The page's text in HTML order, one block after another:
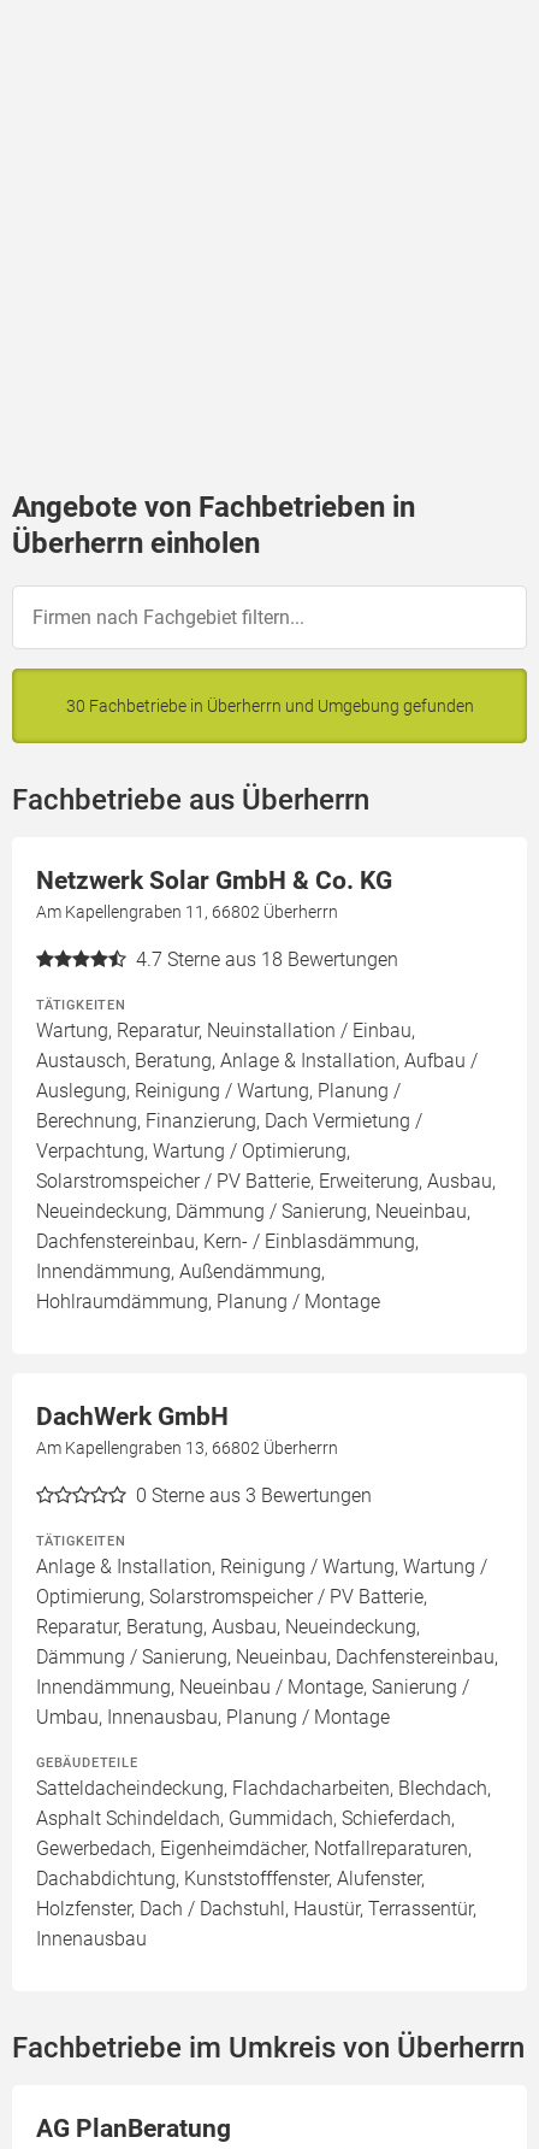
Angebote von Fachbetrieben in
Überherrn einholen
30 Fachbetriebe in Überherrn und Umgebung gefunden
Fachbetriebe aus Überherrn
Netzwerk Solar GmbH & Co. KG
Am Kapellengraben 11, 66802 Überherrn
4.7 Sterne aus 18 Bewertungen
TÄTIGKEITEN
Wartung, Reparatur, Neuinstallation / Einbau,
Austausch, Beratung, Anlage & Installation, Aufbau /
Auslegung, Reinigung / Wartung, Planung /
Berechnung, Finanzierung, Dach Vermietung /
Verpachtung, Wartung / Optimierung,
Solarstromspeicher / PV Batterie, Erweiterung, Ausbau,
Neueindeckung, Dämmung / Sanierung, Neueinbau,
Dachfenstereinbau, Kern- / Einblasdämmung,
Innendämmung, Außendämmung,
Hohlraumdämmung, Planung / Montage
DachWerk GmbH
Am Kapellengraben 13, 66802 Überherrn
0 Sterne aus 3 Bewertungen
TÄTIGKEITEN
Anlage & Installation, Reinigung / Wartung, Wartung /
Optimierung, Solarstromspeicher / PV Batterie,
Reparatur, Beratung, Ausbau, Neueindeckung,
Dämmung / Sanierung, Neueinbau, Dachfenstereinbau,
Innendämmung, Neueinbau / Montage, Sanierung /
Umbau, Innenausbau, Planung / Montage
GEBÄUDETEILE
Satteldacheindeckung, Flachdacharbeiten, Blechdach,
Asphalt Schindeldach, Gummidach, Schieferdach,
Gewerbedach, Eigenheimdächer, Notfallreparaturen,
Dachabdichtung, Kunststofffenster, Alufenster,
Holzfenster, Dach / Dachstuhl, Haustür, Terrassentür,
Innenausbau
Fachbetriebe im Umkreis von Überherrn
AG PlanBeratung